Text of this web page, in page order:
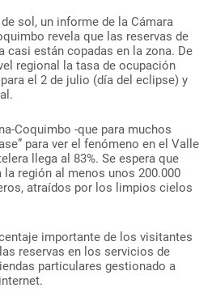
sol, un informe de la Cámara
revela que las reservas de
casi están copadas en la zona. De
regional la tasa de ocupación
el 2 de julio (día del eclipse) y
Coquimbo -que para muchos
para ver el fenómeno en el Valle
llega al 83%. Se espera que
región al menos unos 200.000
atraídos por los limpios cielos
importante de los visitantes
reservas en los servicios de
particulares gestionado a